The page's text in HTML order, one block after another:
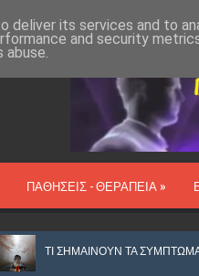
ΠΑΘΗΣΕΙΣ - ΘΕΡΑΠΕΙΑ »
ΣΗΜΑΙΝΟΥΝ ΤΑ ΣΥΜΠΤΩΜΑΤΑ ΚΑΙ
deliver its services and to
and security